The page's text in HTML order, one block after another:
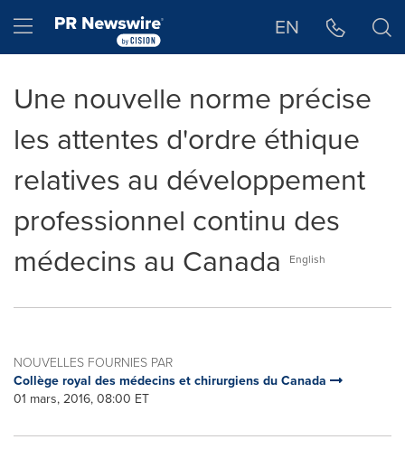
Hamburger menu EN
Une nouvelle norme précise
les attentes d'ordre éthique
relatives au développement
professionnel continu des
médecins au Canada
English
NOUVELLES FOURNIES PAR
Collège royal des médecins et chirurgiens du Canada
01 mars, 2016, 08:00 ET